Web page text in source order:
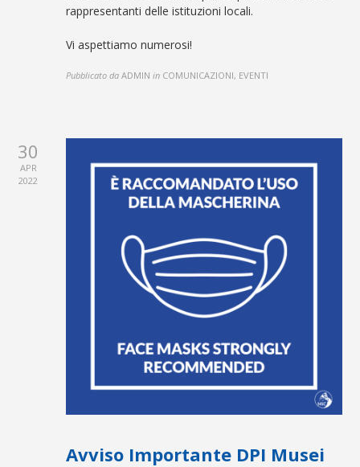
rappresentanti delle istituzioni locali.
Vi aspettiamo numerosi!
Pubblicato da ADMIN in COMUNICAZIONI, EVENTI
30
APR
2022
Avviso Importante DPI Musei